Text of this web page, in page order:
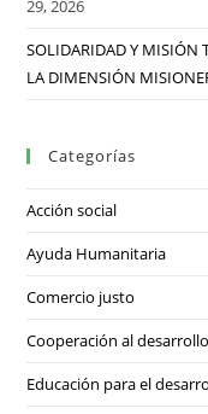
29, 2026
SOLIDARIDAD Y MISIÓN
LA DIMENSIÓN
Categorías
Acción social
Ayuda Humanitaria
Comercio justo
Cooperación al desarrollo
Educación para el